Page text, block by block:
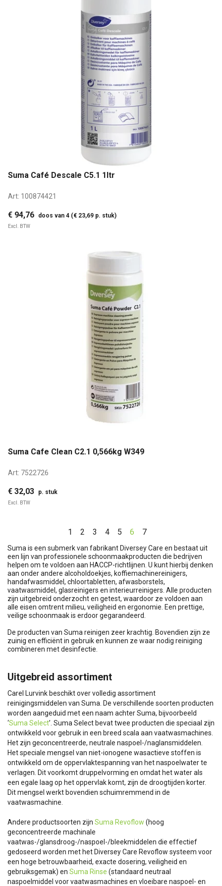
Suma Café Descale C5.1 1ltr
Art: 100874421
€ 94,76 doos van 4 (€ 23,69 p. stuk)
Excl. BTW
Suma Cafe Clean C2.1 0,566kg W349
Art: 7522726
€ 32,03 p. stuk
Excl. BTW
1 2 3 4 5 6 7
Suma is een submerk van fabrikant Diversey Care en bestaat uit
een lijn van professionele schoonmaakproducten die bedrijven
helpen om te voldoen aan HACCP-richtlijnen. U kunt hierbij denken
aan onder andere alcoholdoekjes, koffiemachinereinigers,
handafwasmiddel, chloortabletten, afwasborstels,
vaatwasmiddel, glasreinigers en interieurreinigers. Alle producten
zijn uitgebreid onderzocht en getest, waardoor ze voldoen aan
alle eisen omtrent milieu, veiligheid en ergonomie. Een prettige,
veilige schoonmaak is erdoor gegarandeerd.
De producten van Suma reinigen zeer krachtig. Bovendien zijn ze
zuinig en efficiënt in gebruik en kunnen ze waar nodig reiniging
combineren met desinfectie.
Uitgebreid assortiment
Carel Lurvink beschikt over volledig assortiment
reinigingsmiddelen van Suma. De verschillende soorten producten
worden aangeduid met een naam achter Suma, bijvoorbeeld
‘Suma Select’. Suma Select bevat twee producten die speciaal zijn
ontwikkeld voor gebruik in een breed scala aan vaatwasmachines.
Het zijn geconcentreerde, neutrale naspoel-/naglansmiddelen.
Het speciale mengsel van niet-ionogene wasactieve stoffen is
ontwikkeld om de oppervlaktespanning van het naspoelwater te
verlagen. Dit voorkomt druppelvorming en omdat het water als
een egale laag op het oppervlak komt, zijn de droogtijden korter.
Dit mengsel werkt bovendien schuimremmend in de
vaatwasmachine.
Andere productsoorten zijn Suma Revoflow (hoog
geconcentreerde machinale
vaatwas-/glansdroog-/naspoel-/bleekmiddelen die effectief
gedoseerd worden met het Diversey Care Revoflow systeem voor
een hoge betrouwbaarheid, exacte dosering, veiligheid en
gebruiksgemak) en Suma Rinse (standaard neutraal
naspoelmiddel voor vaatwasmachines en vloeibare naspoel- en